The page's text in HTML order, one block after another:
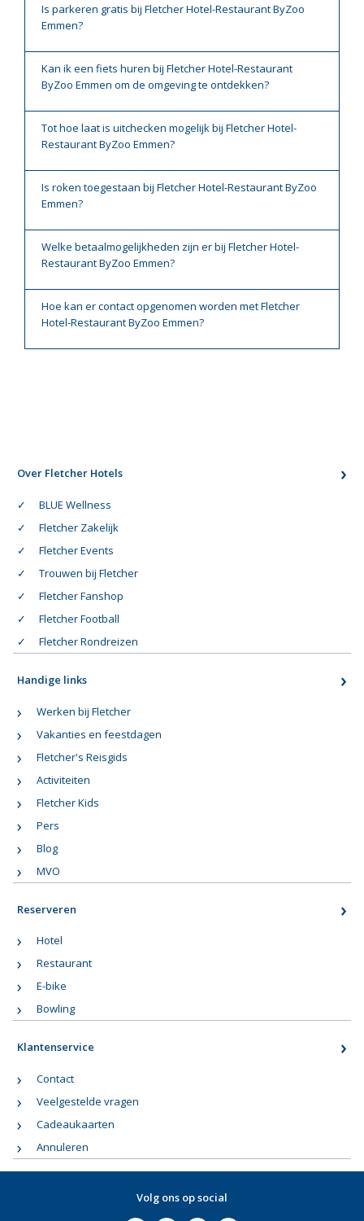
Is parkeren gratis bij Fletcher Hotel-Restaurant ByZoo
Emmen?
Kan ik een fiets huren bij Fletcher Hotel-Restaurant
ByZoo Emmen om de omgeving te ontdekken?
Tot hoe laat is uitchecken mogelijk bij Fletcher Hotel-
Restaurant ByZoo Emmen?
Is roken toegestaan bij Fletcher Hotel-Restaurant ByZoo
Emmen?
Welke betaalmogelijkheden zijn er bij Fletcher Hotel-
Restaurant ByZoo Emmen?
Hoe kan er contact opgenomen worden met Fletcher
Hotel-Restaurant ByZoo Emmen?
Over Fletcher Hotels
BLUE Wellness
Fletcher Zakelijk
Fletcher Events
Trouwen bij Fletcher
Fletcher Fanshop
Fletcher Football
Fletcher Rondreizen
Handige links
Werken bij Fletcher
Vakanties en feestdagen
Fletcher's Reisgids
Activiteiten
Fletcher Kids
Pers
Blog
MVO
Reserveren
Hotel
Restaurant
E-bike
Bowling
Klantenservice
Contact
Veelgestelde vragen
Cadeaukaarten
Annuleren
Volg ons op social